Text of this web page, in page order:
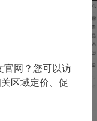
官网？您可以访
区域定价、促